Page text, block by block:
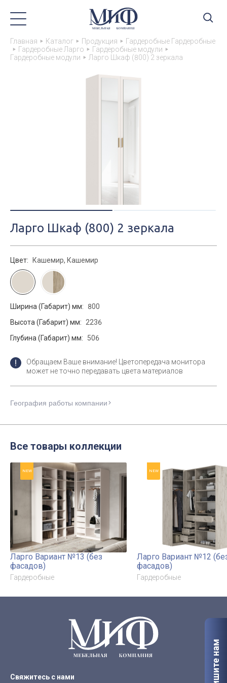
Главная Каталог Продукция
Гардеробные Гардеробные
Гардеробные Ларго
Гардеробные модули
Гардеробные модули
Ларго Шкаф (800) 2 зеркала
Ларго Шкаф (800) 2 зеркала
Цвет: Кашемир, Кашемир
Ширина (Габарит) мм:
800
Высота (Габарит) мм:
2236
Глубина (Габарит) мм:
506
Обращаем Ваше внимание! Цветопередача монитора
может не точно передавать цвета материалов
География работы компании
Все товары коллекции
NEW
Ларго Вариант №13 (без
фасадов)
Гардеробные
NEW
Ларго Вариант №12
фасадов)
Гардеробные
Свяжитесь с нами